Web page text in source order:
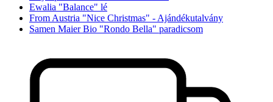
Ewalia "Balance" lé
From Austria "Nice Christmas" - Ajándékutalvány
Samen Maier Bio "Rondo Bella" paradicsom